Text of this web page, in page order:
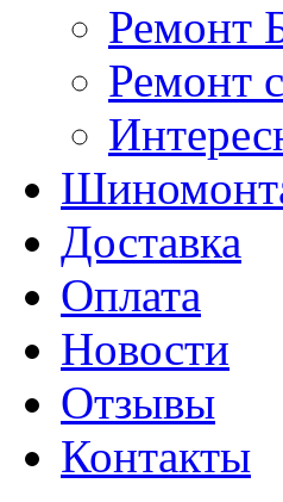
Ремонт
Ремонт
Доставка
Оплата
Новости
Отзывы
Контакты